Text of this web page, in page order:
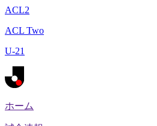
ACL2
ACL Two
U-21
ホーム